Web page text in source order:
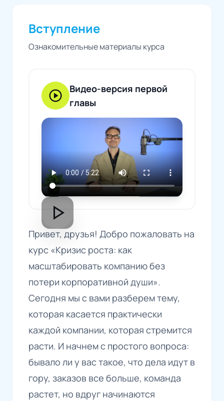
Вступление
Ознакомительные материалы курса
play_circle
Видео-версия первой
главы
play_arrow
Привет, друзья! Добро пожаловать на
курс «Кризис роста: как
масштабировать компанию без
потери корпоративной души».
Сегодня мы с вами разберем тему,
которая касается практически
каждой компании, которая стремится
расти. И начнем с простого вопроса:
бывало ли у вас такое, что дела идут в
гору, заказов все больше, команда
растет, но вдруг начинаются